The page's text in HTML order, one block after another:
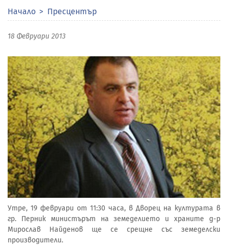
Начало Пресцентър
18 Февруари 2013
Утре, 19 февруари от 11:30 часа, в Дворец на културата в
гр. Перник министърът на земеделието и храните д-р
Мирослав Найденов ще се срещне със земеделски
производители.